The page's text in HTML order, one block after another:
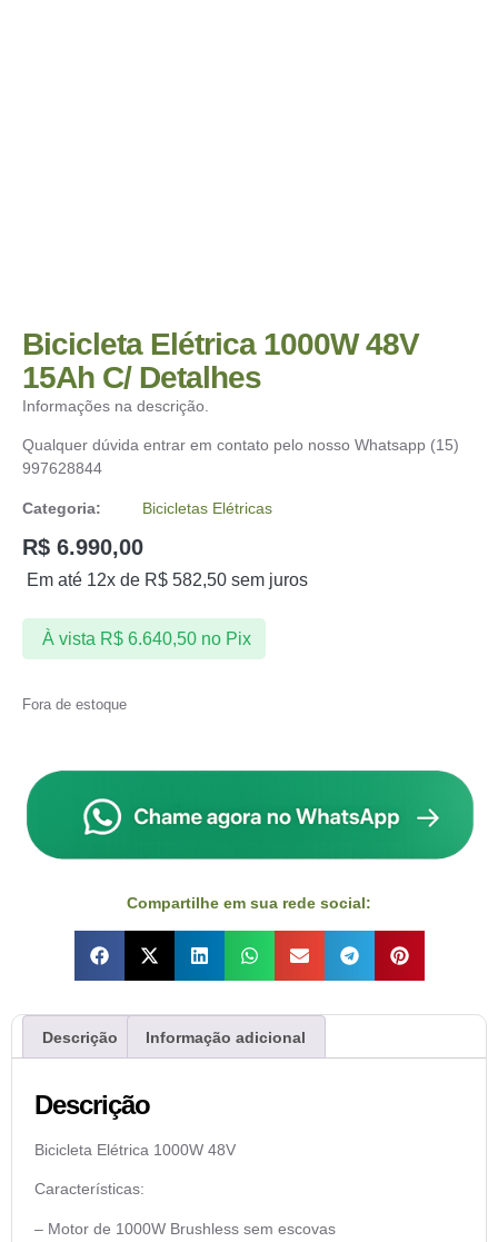
Bicicleta Elétrica 1000W 48V
15Ah C/ Detalhes
Informações na descrição.
Qualquer dúvida entrar em contato pelo nosso Whatsapp (15)
997628844
Categoria: Bicicletas Elétricas
R$ 6.990,00
Em até 12x de R$ 582,50 sem juros
À vista R$6.640,50 no Pix
Fora de estoque
Compartilhe em sua rede social:
Descrição Informação adicional
Descrição
Bicicleta Elétrica 1000W 48V
Características:
– Motor de 1000W Brushless sem escovas